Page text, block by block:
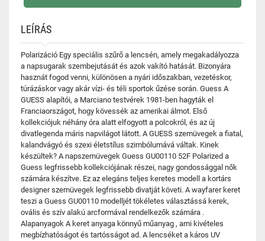
LEÍRÁS
Polarizáció Egy speciális szűrő a lencsén, amely megakadályozza
a napsugarak szembejutását és azok vakító hatását. Bizonyára
hasznát fogod venni, különösen a nyári időszakban, vezetéskor,
túrázáskor vagy akár vízi- és téli sportok űzése során. Guess A
GUESS alapítói, a Marciano testvérek 1981-ben hagyták el
Franciaországot, hogy kövessék az amerikai álmot. Első
kollekciójuk néhány óra alatt elfogyott a polcokról, és az új
divatlegenda máris napvilágot látott. A GUESS szemüvegek a fiatal,
kalandvágyó és szexi életstílus szimbólumává váltak. Kinek
készültek? A napszemüvegek Guess GU00110 52F Polarized a
Guess legfrissebb kollekciójának részei, nagy gondossággal nők
számára készítve. Ez az elegáns teljes keretes modell a kortárs
designer szemüvegek legfrissebb divatját követi. A wayfarer keret
teszi a Guess GU00110 modelljét tökéletes választássá kerek,
ovális és szív alakú arcformával rendelkezők számára .
Alapanyagok A keret anyaga könnyű műanyag , ami kivételes
megbízhatóságot és tartósságot ad. A lencséket a káros UV